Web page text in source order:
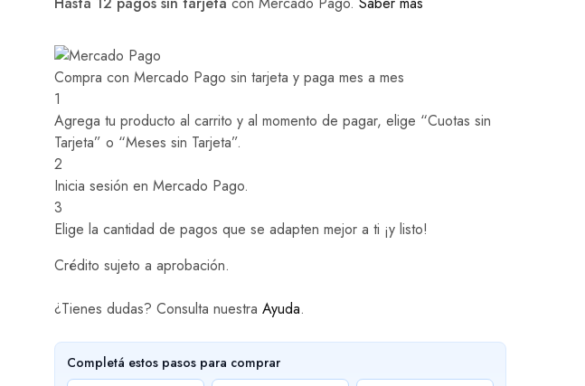
Compra con Mercado Pago sin tarjeta y paga mes a mes
1
Agrega tu producto al carrito y al momento de pagar, elige “Cuotas sin
Tarjeta” o “Meses sin Tarjeta”.
2
Inicia sesión en Mercado Pago.
3
Elige la cantidad de pagos que se adapten mejor a ti ¡y listo!
Crédito sujeto a aprobación.
¿Tienes dudas? Consulta nuestra Ayuda.
Completá estos pasos para comprar